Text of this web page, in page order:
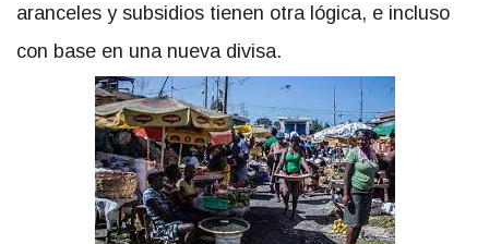
aranceles y subsidios tienen otra lógica, e incluso
con base en una nueva divisa.